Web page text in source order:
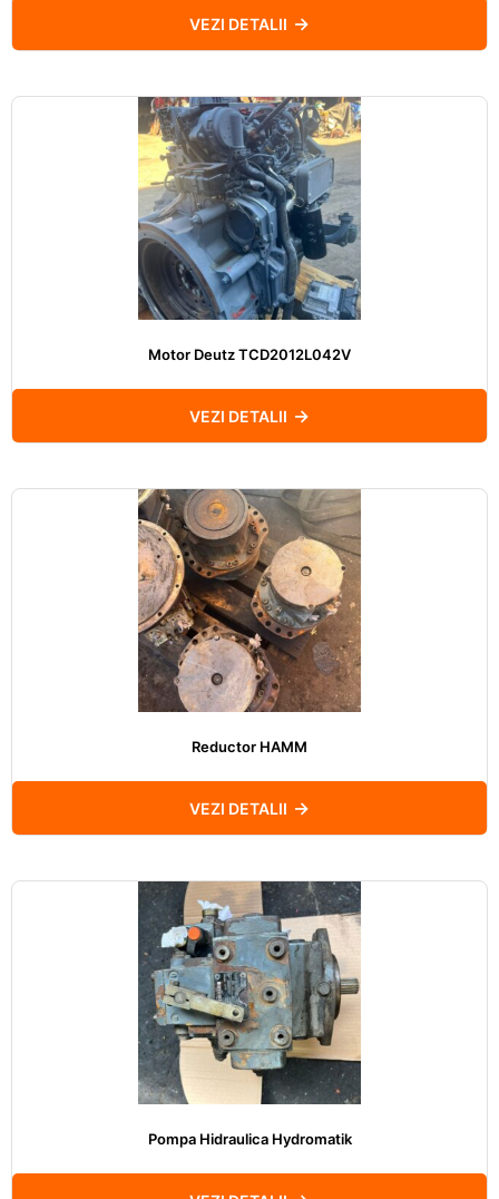
VEZI DETALII
Motor Deutz TCD2012L042V
VEZI DETALII
Reductor HAMM
VEZI DETALII
Pompa Hidraulica Hydromatik